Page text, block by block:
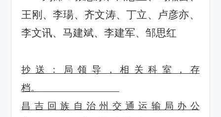
王刚、李瑒、 齐文涛、丁立、卢彦亦、
李文讯、马建斌、李建军、邹思红
抄送：局领导，相关科室，存
档。
昌吉回族自治州交通运输局办公